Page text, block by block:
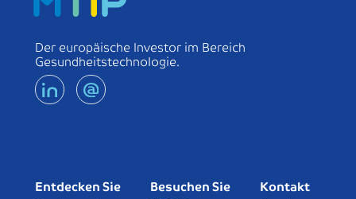
Der europäische Investor im Bereich
Gesundheitstechnologie.
Entdecken Sie Besuchen Sie Kontakt